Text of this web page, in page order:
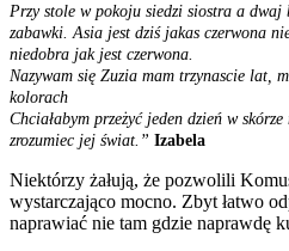
Przy stole w pokoju siedzi siostra a dwaj
zabawki. Asia jest dziś jakas czerwona
niedobra jak jest czerwona.
Nazywam się Zuzia mam trzynascie lat,
kolorach
Chciałabym przeżyć jeden dzień w
zrozumiec jej świat.” Izabela
Niektórzy żałują, że pozwolili
wystarczająco mocno. Zbyt łatwo
naprawiać nie tam gdzie naprawdę